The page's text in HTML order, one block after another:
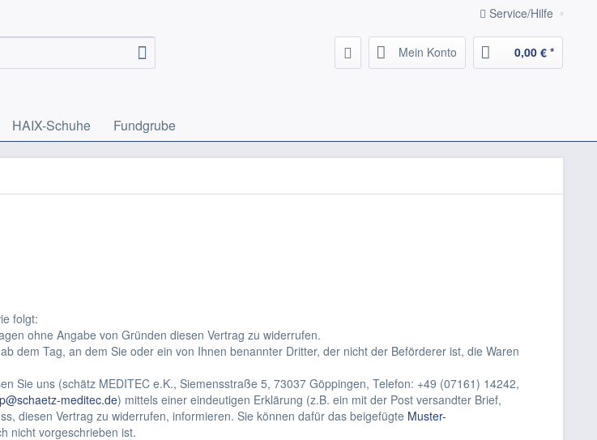
Service/Hilfe
Mein Konto 0,00 € *
HAIX-Schuhe Fundgrube
folgt:
ohne Angabe von Gründen diesen Vertrag zu widerrufen.
dem Tag, an dem Sie oder ein von Ihnen benannter Dritter, der nicht der Beförderer ist, die Waren
Sie uns (schätz MEDITEC e.K., Siemensstraße 5, 73037 Göppingen, Telefon: +49 (07161) 14242,
meditec.de) mittels einer eindeutigen Erklärung (z.B. ein mit der Post versandter Brief,
diesen Vertrag zu widerrufen, informieren. Sie können dafür das beigefügte Muster-
nicht vorgeschrieben ist.